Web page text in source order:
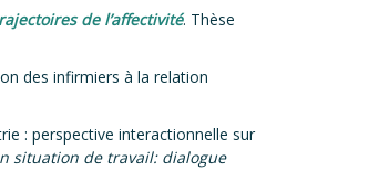
de l’affectivité. Thèse
des infirmiers à la relation
: perspective interactionnelle sur
situation de travail: dialogue